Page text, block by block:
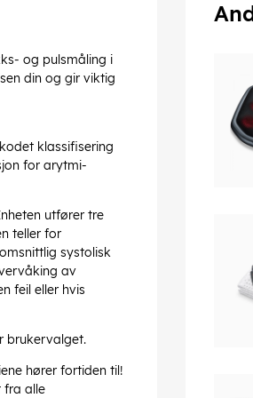
og pulsmåling i
din og gir viktig
klassifisering
for arytmi-
utfører tre
teller for
systolisk
av
feil eller hvis
brukervalget.
hører fortiden til!
fra alle